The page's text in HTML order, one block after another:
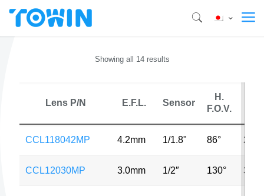
Showing all 14 results
Lens P/N E.F.L. Sensor
H.
F.O.V.
CCL118042MP 4.2mm 1/1.8" 86° 2MP
CCL12030MP 3.0mm 1/2″ 130° 3MP